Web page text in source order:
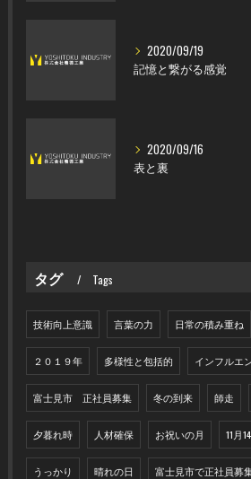
2020/09/19
記憶と繋がる感覚
2020/09/16
表と裏
タグ Tags
技術向上意識 言葉の力 日常の積み重ね
２０１９年 多様性と包括的 インフルエ
富士見市 正社員募集 冬の到来 師走
夕暮れ時 人材確保 お祝いの月 11月
うっかり 晴れの日 富士見市で正社員募